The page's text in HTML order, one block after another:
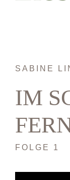
SABINE
IM
FOLGE 1